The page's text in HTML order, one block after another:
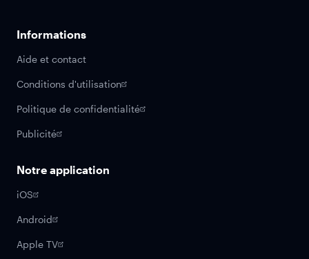
Informations
Aide et contact
Conditions d'utilisation
Politique de confidentialité
Publicité
Notre application
iOS
Android
Apple TV